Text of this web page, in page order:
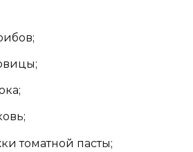
томатной пасты;